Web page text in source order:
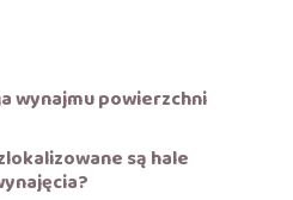
wynajmu powierzchni
są hale